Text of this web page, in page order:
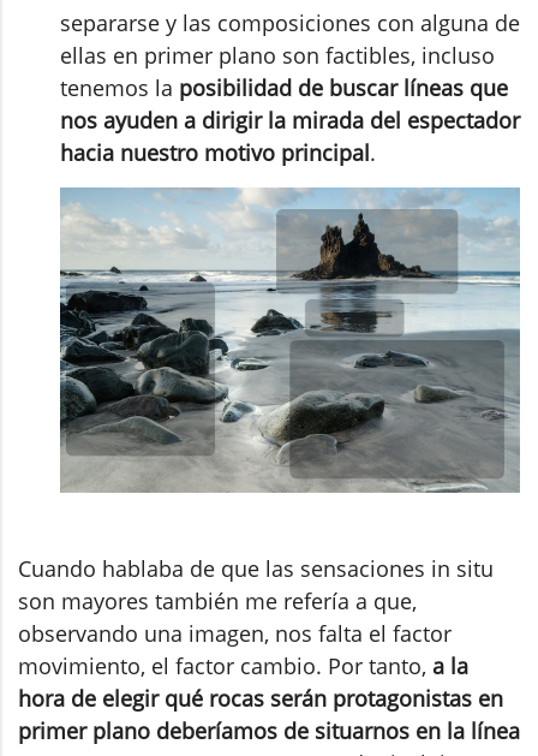
separarse y las composiciones con alguna de
ellas en primer plano son factibles, incluso
tenemos la posibilidad de buscar líneas que
nos ayuden a dirigir la mirada del espectador
hacia nuestro motivo principal.
Cuando hablaba de que las sensaciones in situ
son mayores también me refería a que,
observando una imagen, nos falta el factor
movimiento, el factor cambio. Por tanto, a la
hora de elegir qué rocas serán protagonistas en
primer plano deberíamos de situarnos en la línea